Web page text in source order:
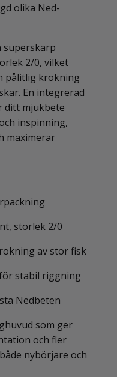
olika Ned-
superskarp
2/0, vilket
pålitlig krokning
En integrerad
ditt mjukbete
inspinning,
maximerar
storlek 2/0
av stor fisk
stabil riggning
Nedbeten
som ger
och fler
nybörjare och